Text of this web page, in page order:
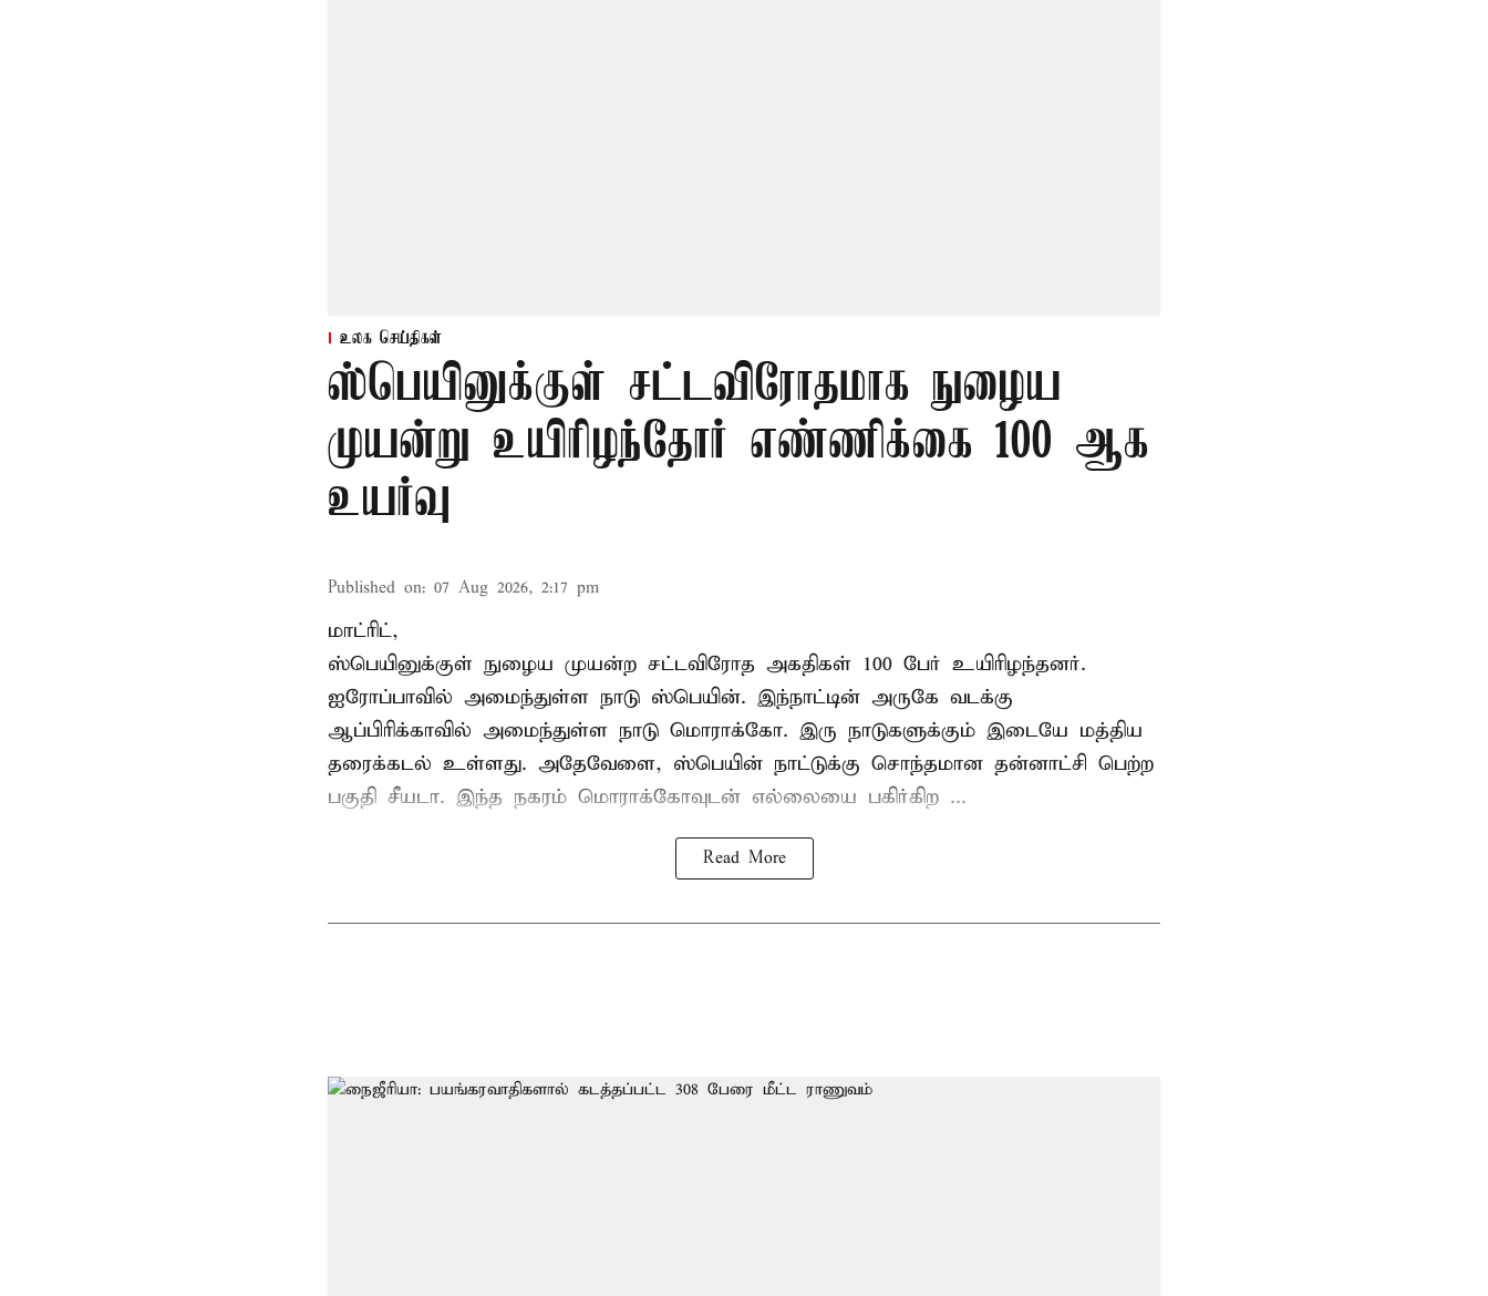
உலக செய்திகள்
ஸ்பெயினுக்குள் சட்டவிரோதமாக நுழைய
முயன்று உயிரிழந்தோர் எண்ணிக்கை 100 ஆக
உயர்வு
Published on: 07 Aug 2026, 2:17 pm
மாட்ரிட்,
ஸ்பெயினுக்குள் நுழைய முயன்ற சட்டவிரோத அகதிகள் 100 பேர் உயிரிழந்தனர்.
ஐரோப்பாவில் அமைந்துள்ள நாடு ஸ்பெயின். இந்நாட்டின் அருகே வடக்கு
ஆப்பிரிக்காவில் அமைந்துள்ள நாடு மொராக்கோ. இரு நாடுகளுக்கும் இடையே மத்திய
தரைக்கடல் உள்ளது. அதேவேளை, ஸ்பெயின் நாட்டுக்கு சொந்தமான தன்னாட்சி பெற்ற
பகுதி சீயடா. இந்த நகரம் மொராக்கோவுடன் எல்லையை பகிர்கிற ...
Read More